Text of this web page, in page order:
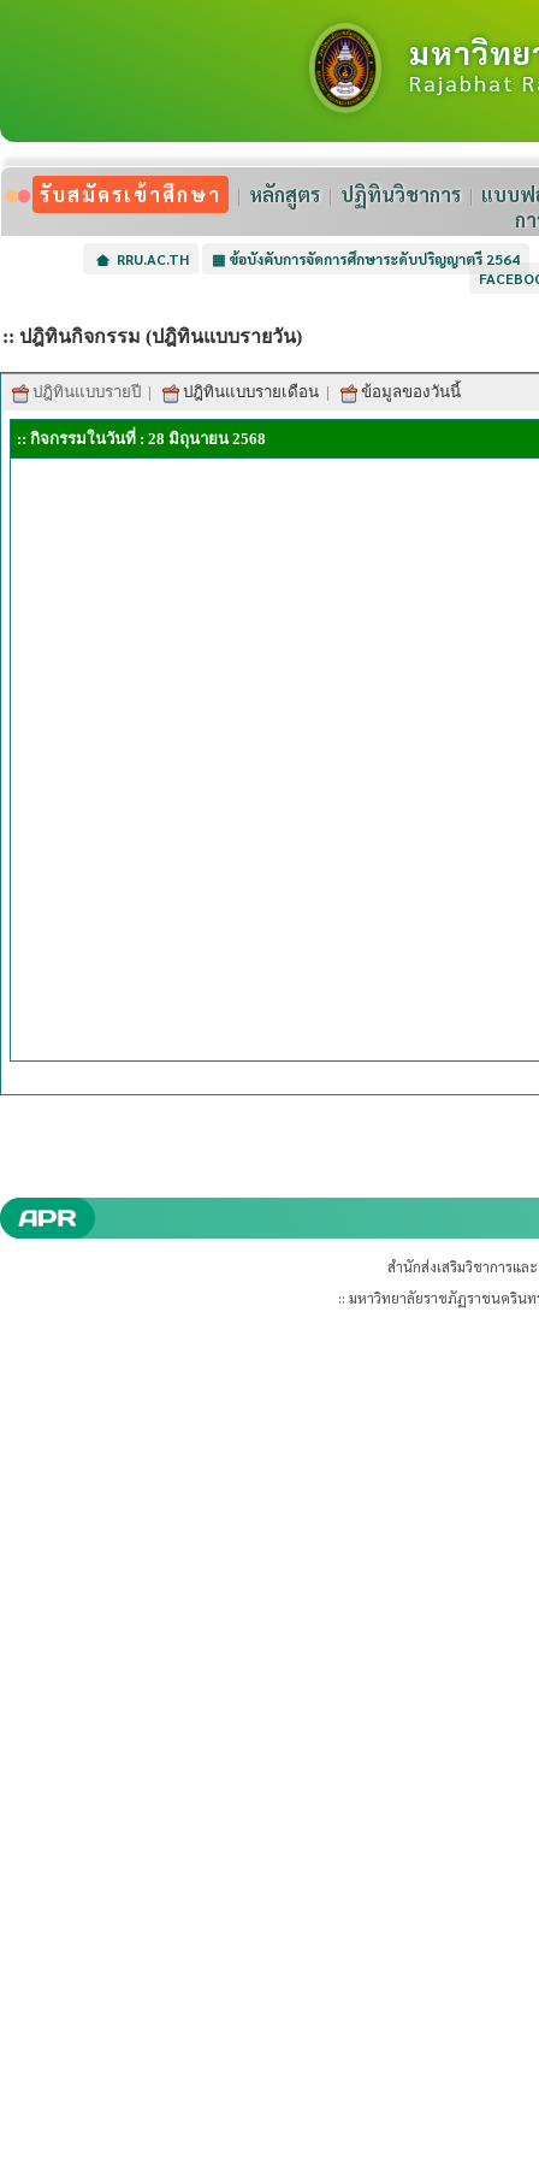
มหาวิท
Rajabhat
รับสมัครเข้าศึกษา หลักสูตร ปฏิทินวิชาการ
แบบฟ
ก
RRU.AC.TH ▦ ข้อบังคับการจัดการศึกษาระดับปริญญาตรี 2564
:: ปฎิทินกิจกรรม (ปฎิทินแบบรายวัน)
ปฎิทินแบบรายปี | ปฎิทินแบบรายเดือน | ข้อมูลของวันนี้
:: กิจกรรมในวันที่ : 28 มิถุนายน 2568
สำนักส่งเสริมวิชาการแ
:: มหาวิทยาลัยราชภัฏราชนคริน